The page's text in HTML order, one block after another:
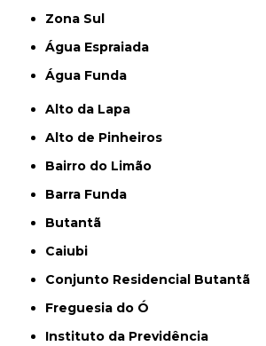
Zona Sul
Água Espraiada
Água Funda
Alto da Lapa
Alto de Pinheiros
Bairro do Limão
Barra Funda
Butantã
Caiubi
Conjunto Residencial Butantã
Freguesia do Ó
Instituto da Previdência